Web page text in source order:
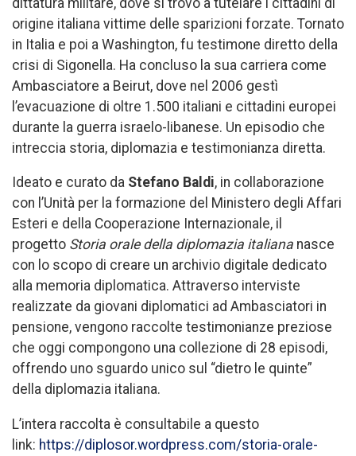
origine italiana vittime delle sparizioni forzate. Tornato
in Italia e poi a Washington, fu testimone diretto della
crisi di Sigonella. Ha concluso la sua carriera come
Ambasciatore a Beirut, dove nel 2006 gestì
l’evacuazione di oltre 1.500 italiani e cittadini europei
durante la guerra israelo-libanese. Un episodio che
intreccia storia, diplomazia e testimonianza diretta.
Ideato e curato da Stefano Baldi, in collaborazione
con l’Unità per la formazione del Ministero degli Affari
Esteri e della Cooperazione Internazionale, il
progetto Storia orale della diplomazia italiana nasce
con lo scopo di creare un archivio digitale dedicato
alla memoria diplomatica. Attraverso interviste
realizzate da giovani diplomatici ad Ambasciatori in
pensione, vengono raccolte testimonianze preziose
che oggi compongono una collezione di 28 episodi,
offrendo uno sguardo unico sul “dietro le quinte”
della diplomazia italiana.
L’intera raccolta è consultabile a questo
link: https://diplosor.wordpress.com/storia-orale-